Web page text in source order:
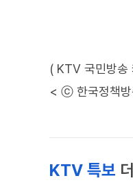
( KTV 국민방송
< ⓒ 한국정책방
KTV 특보